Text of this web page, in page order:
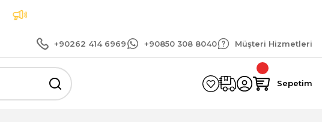
Tüm siparişlerinizde geçerli 1.500 TL ve üzeri kargo
+90262 414 6969 +90850 308 8040 Müşteri Hizmetleri
Sepetim